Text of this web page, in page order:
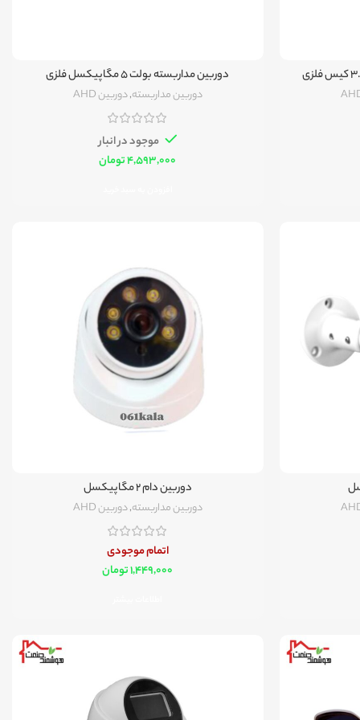
دوربین دام 5 مگاپیکسل لنز 3.6mm کیس فلزی دوربین مداربسته بولت ۵ مگاپیکسل فلزی
دوربین مداربسته,دوربین AHD
موجود در انبار
تومان
دوربین دام 2 مگاپیکسل
دوربین مداربسته,دوربین AHD
اتمام موجودی
تومان